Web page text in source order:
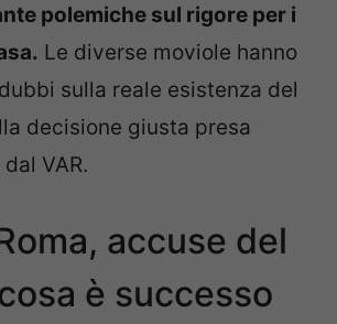
polemiche sul rigore per i
Le diverse moviole hanno
sulla reale esistenza del
decisione giusta presa
VAR.
accuse del
è successo